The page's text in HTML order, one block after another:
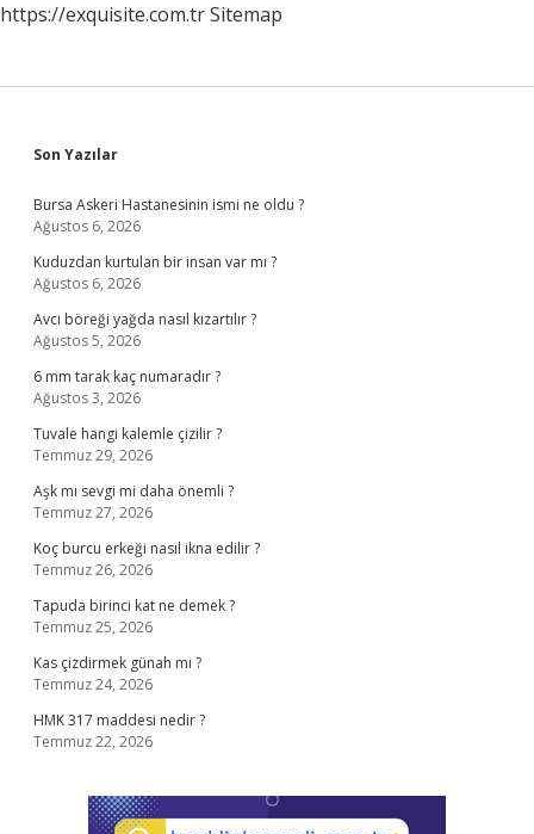
https://exquisite.com.trSitemap
Sidebar
Son Yazılar
Bursa Askeri Hastanesinin ismi ne oldu ?
Ağustos 6, 2026
Kuduzdan kurtulan bir insan var mı ?
Ağustos 6, 2026
Avcı böreği yağda nasıl kızartılır ?
Ağustos 5, 2026
6 mm tarak kaç numaradır ?
Ağustos 3, 2026
Tuvale hangi kalemle çizilir ?
Temmuz 29, 2026
Aşk mı sevgi mi daha önemli ?
Temmuz 27, 2026
Koç burcu erkeği nasıl ikna edilir ?
Temmuz 26, 2026
Tapuda birinci kat ne demek ?
Temmuz 25, 2026
Kas çizdirmek günah mı ?
Temmuz 24, 2026
HMK 317 maddesi nedir ?
Temmuz 22, 2026